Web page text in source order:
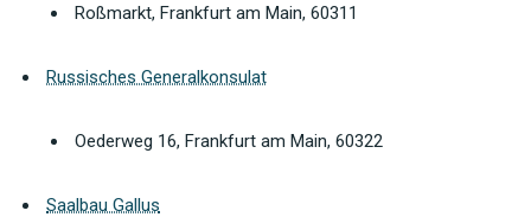
Roßmarkt, Frankfurt am Main, 60311
Russisches Generalkonsulat
Oederweg 16, Frankfurt am Main, 60322
Saalbau Gallus